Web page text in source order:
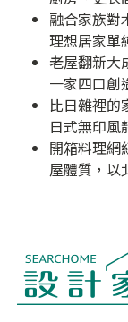
融合家族對
理想居家單
老屋翻新大
一家四口創
比日雜裡的
日式無印風
開箱料理網
屋體質，以